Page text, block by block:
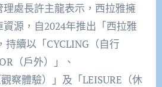
處長許主龍表示，西拉雅擁
源，自2024年推出「西拉雅
持續以「CYCLING（自行
（戶外）」、
觀察體驗）」及「LEISURE（休